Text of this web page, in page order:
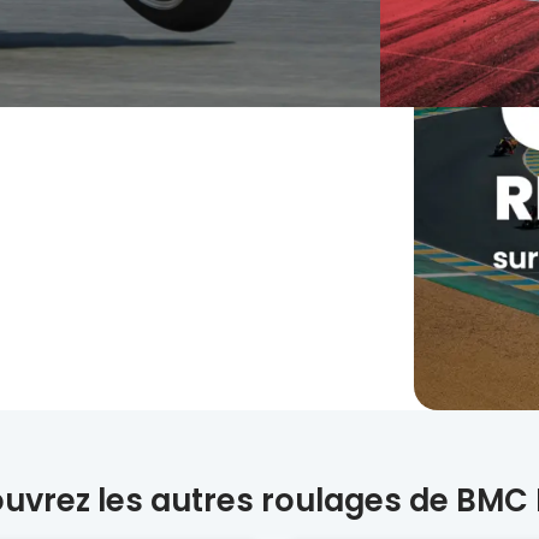
les autres roulages de BMC